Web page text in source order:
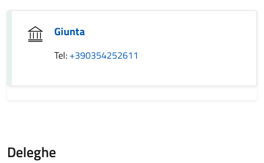
Giunta
Tel: +390354252611
Deleghe